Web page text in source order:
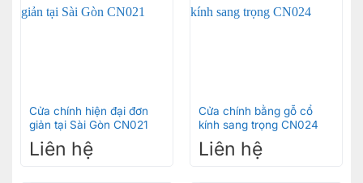
Cửa chính hiện đại đơn
giản tại Sài Gòn CN021
Liên hệ
Cửa chính bằng gỗ cổ
kính sang trọng CN024
Liên hệ